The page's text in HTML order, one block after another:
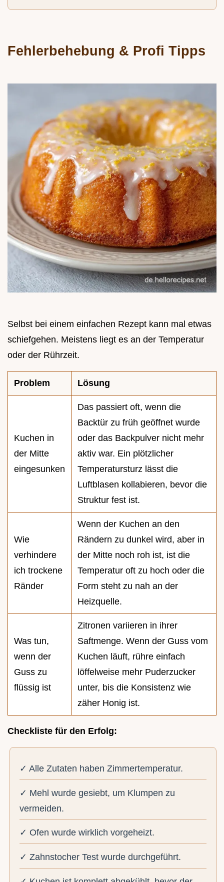
Fehlerbehebung & Profi Tipps
Selbst bei einem einfachen Rezept kann mal etwas
schiefgehen. Meistens liegt es an der Temperatur
oder der Rührzeit.
Problem Lösung
Kuchen in
der Mitte
eingesunken
Das passiert oft, wenn die
Backtür zu früh geöffnet wurde
oder das Backpulver nicht mehr
aktiv war. Ein plötzlicher
Temperatursturz lässt die
Luftblasen kollabieren, bevor die
Struktur fest ist.
Wie
verhindere
ich trockene
Ränder
Wenn der Kuchen an den
Rändern zu dunkel wird, aber in
der Mitte noch roh ist, ist die
Temperatur oft zu hoch oder die
Form steht zu nah an der
Heizquelle.
Was tun,
wenn der
Guss zu
flüssig ist
Zitronen variieren in ihrer
Saftmenge. Wenn der Guss vom
Kuchen läuft, rühre einfach
löffelweise mehr Puderzucker
unter, bis die Konsistenz wie
zäher Honig ist.
Checkliste für den Erfolg:
✓ Alle Zutaten haben Zimmertemperatur.
✓ Mehl wurde gesiebt, um Klumpen zu
vermeiden.
✓ Ofen wurde wirklich vorgeheizt.
✓ Zahnstocher Test wurde durchgeführt.